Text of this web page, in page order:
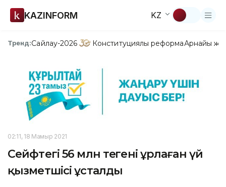
KAZINFORM KZ
Тренд:Сайлау-2026 Конституциялық реформаАрнайы
02:11, 18 Мамыр 2021
Сейфтегі 56 млн теңгені ұрлаған үй
қызметшісі ұсталды